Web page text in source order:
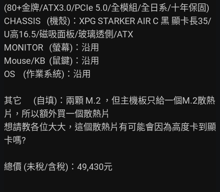
(80+金牌/ATX3.0/PCIe 5.0/全模組/全日系/十年保固)
CHASSIS   (機殼)：XPG STARKER AIR C 黑 顯卡長35/
U高16.5/磁吸面板/玻璃透側/ATX
MONITOR   (螢幕)：沿用
Mouse/KB  (鼠鍵)：沿用
OS    (作業系統)：沿用
其它      (自填)：兩顆 M.2 ，但主機板只給一個M.2散熱
片，所以額外買一個散熱片
想請教各位大大，這個散熱片有可能會因為高度卡到顯
卡嗎?
總價 (未稅/含稅)：49,430元